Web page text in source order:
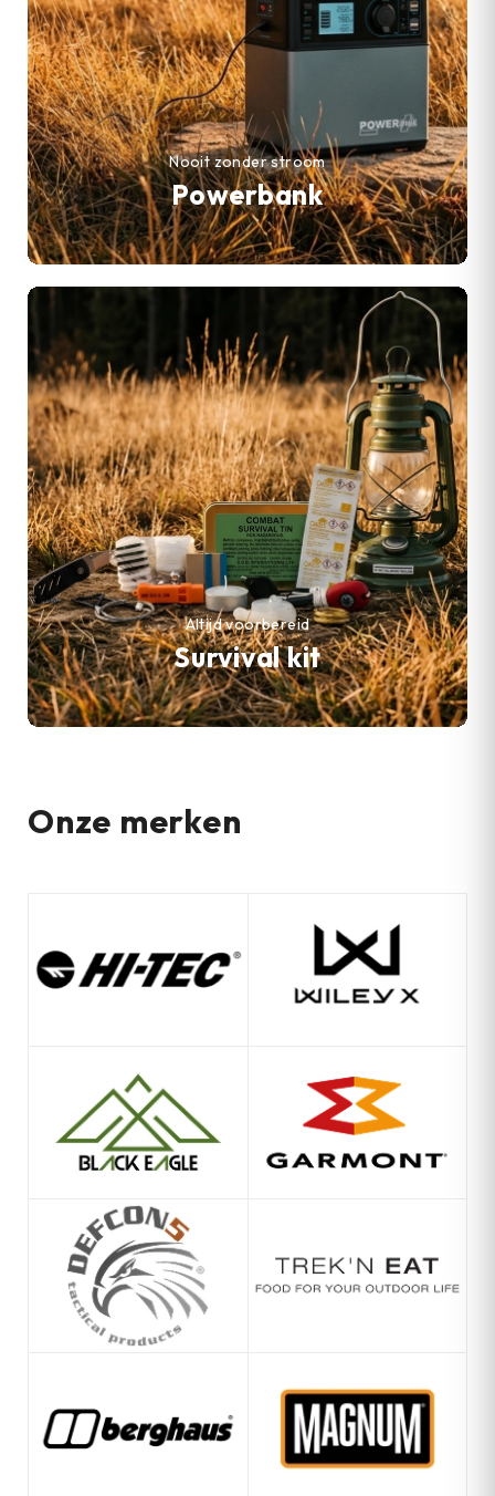
Powerbank
Nooit zonder stroom
Survival kit
Altijd voorbereid
Onze merken